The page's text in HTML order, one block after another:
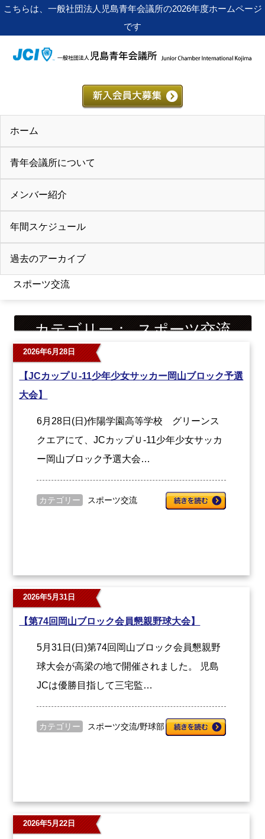
こちらは、一般社団法人児島青年会議所の2026年度ホームページ
です
ホーム
青年会議所について
メンバー紹介
年間スケジュール
過去のアーカイブ
スポーツ交流
カテゴリー： スポーツ交流
2026年6月28日
【JCカップＵ-11少年少女サッカー岡山ブロック予選
大会】
6月28日(日)作陽学園高等学校 グリーンス
クエアにて、JCカップＵ-11少年少女サッカ
ー岡山ブロック予選大会…
カテゴリー スポーツ交流
2026年5月31日
【第74回岡山ブロック会員懇親野球大会】
5月31日(日)第74回岡山ブロック会員懇親野
球大会が高梁の地で開催されました。 児島
JCは優勝目指して三宅監…
カテゴリー スポーツ交流/野球部
2026年5月22日